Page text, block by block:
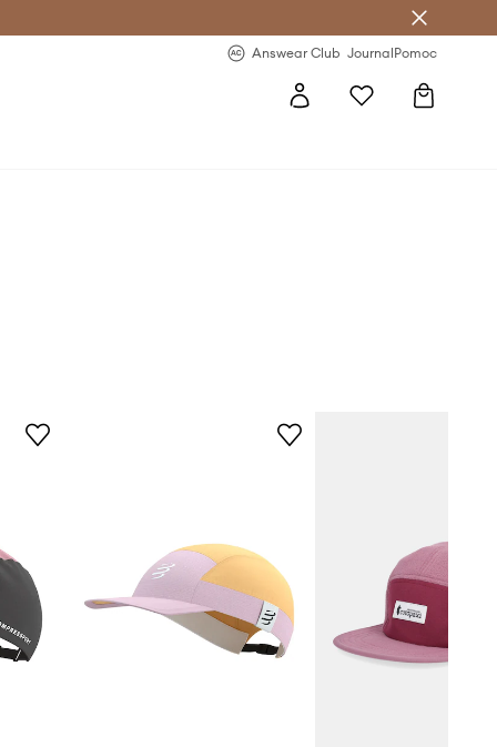
Answear Club JournalPomoc